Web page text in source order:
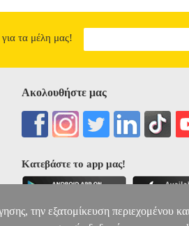
για τα μέλη μας!
Ακολουθήστε μας
Κατεβάστε το app μας!
την εξατομίκευση περιεχομένου